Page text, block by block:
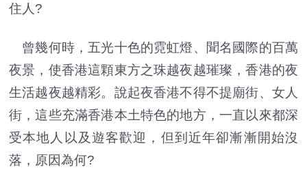
住人?
曾幾何時，五光十色的霓虹燈、聞名國際的百萬
夜景，使香港這顆東方之珠越夜越璀璨，香港的夜
生活越夜越精彩。說起夜香港不得不提廟街、女人
街，這些充滿香港本土特色的地方，一直以來都深
受本地人以及遊客歡迎，但到近年卻漸漸開始沒
落，原因為何?